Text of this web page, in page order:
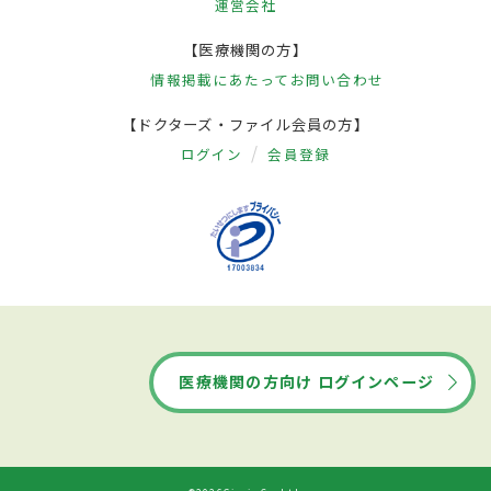
運営会社
【医療機関の方】
情報掲載にあたって お問い合わせ
【ドクターズ・ファイル会員の方】
ログイン 会員登録
医療機関の方向け ログインページ